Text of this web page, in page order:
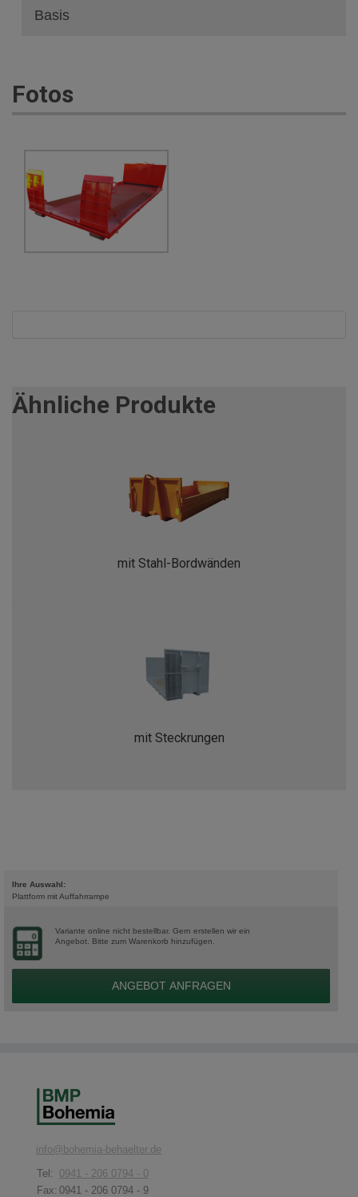
Basis
Fotos
Ähnliche Produkte
mit Stahl-Bordwänden
mit Steckrungen
Ihre Auswahl:
Plattform mit Auffahrrampe
Variante online nicht bestellbar. Gern erstellen wir ein
Angebot. Bitte zum Warenkorb hinzufügen.
ANGEBOT ANFRAGEN
info@bohemia-behaelter.de
Tel: 0941 - 206 0794 - 0
Fax: 0941 - 206 0794 - 9